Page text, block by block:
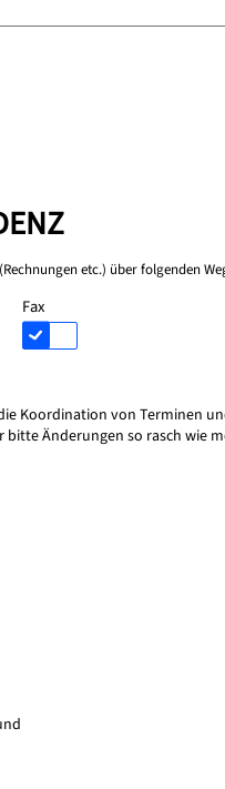
etc.) über folgenden
Fax
Koordination von Terminen
bitte Änderungen so rasch wie